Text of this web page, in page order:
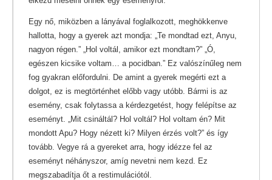
Egy nő, miközben a lányával foglalkozott, meghökkenve
hallotta, hogy a gyerek azt mondja: „Te mondtad ezt, Anyu,
nagyon régen.” „Hol voltál, amikor ezt mondtam?” „Ó,
egészen kicsike voltam… a pocidban.” Ez valószínűleg nem
fog gyakran előfordulni. De amint a gyerek megérti ezt a
dolgot, ez is megtörténhet előbb vagy utóbb. Bármi is az
esemény, csak folytassa a kérdezgetést, hogy felépítse az
eseményt. „Mit csináltál? Hol voltál? Hol voltam én? Mit
mondott Apu? Hogy nézett ki? Milyen érzés volt?” és így
tovább. Vegye rá a gyereket arra, hogy idézze fel az
eseményt néhányszor, amíg nevetni nem kezd. Ez
megszabadítja őt a restimulációtól.